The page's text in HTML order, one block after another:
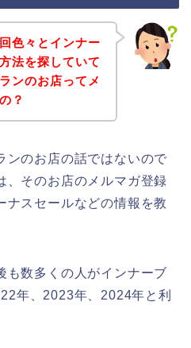
色々とインナー
法を探していて
ンのお店ってメ
？
ンのお店の話ではないので
、そのお店のメルマガ登録
ナスセールなどの情報を教
も数多くの人がインナーブ
年、2023年、2024年と利